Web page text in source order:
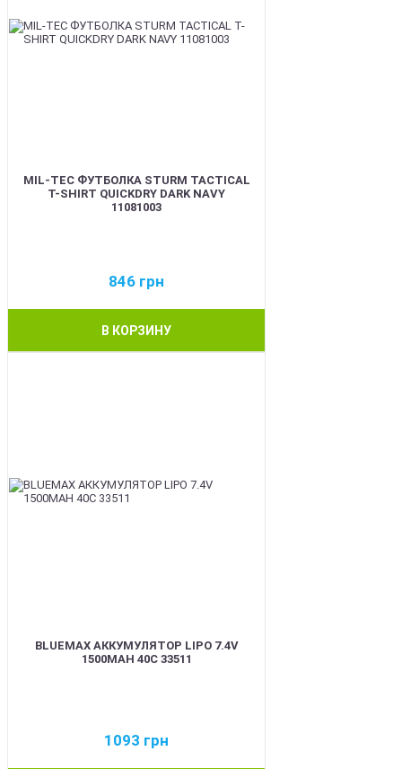
MIL-TEC ФУТБОЛКА STURM TACTICAL
T-SHIRT QUICKDRY DARK NAVY
11081003
846 грн
В КОРЗИНУ
BLUEMAX АККУМУЛЯТОР LIPO 7.4V
1500MAH 40C 33511
1093 грн